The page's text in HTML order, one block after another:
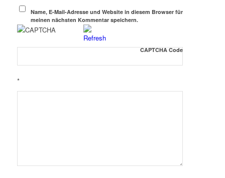
Name, E-Mail-Adresse und Website in diesem Browser für
meinen nächsten Kommentar speichern.
CAPTCHA Code
*